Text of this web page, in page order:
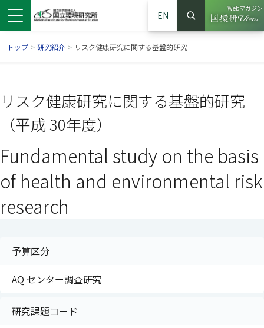
ウで開きます）
ンドウで開きます）
ウインドウで開きます）
EN
サイト内検索
検索
Webマガジン
（別ウイ
トップ > 研究紹介 > リスク健康研究に関する基盤的研究
リスク健康研究に関する基盤的研究
（平成 30年度）
Fundamental study on the basis
of health and environmental risk
research
予算区分
AQ センター調査研究
研究課題コード